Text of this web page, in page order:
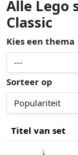
Alle Lego
Classic
Kies een thema
Sorteer op
Titel van set